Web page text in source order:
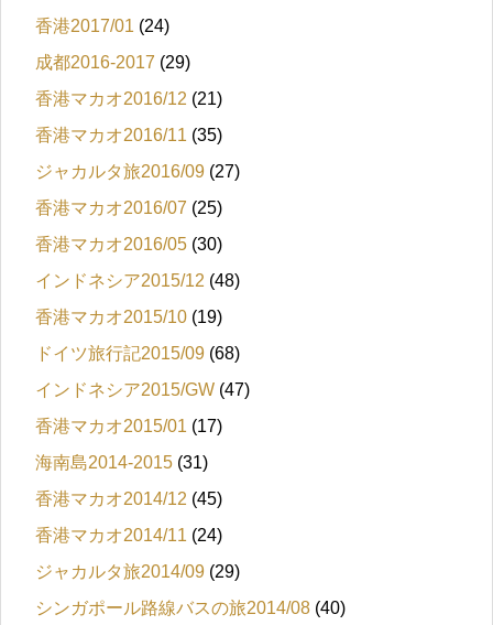
香港2017/01 (24)
成都2016-2017 (29)
香港マカオ2016/12 (21)
香港マカオ2016/11 (35)
ジャカルタ旅2016/09 (27)
香港マカオ2016/07 (25)
香港マカオ2016/05 (30)
インドネシア2015/12 (48)
香港マカオ2015/10 (19)
ドイツ旅行記2015/09 (68)
インドネシア2015/GW (47)
香港マカオ2015/01 (17)
海南島2014-2015 (31)
香港マカオ2014/12 (45)
香港マカオ2014/11 (24)
ジャカルタ旅2014/09 (29)
シンガポール路線バスの旅2014/08 (40)